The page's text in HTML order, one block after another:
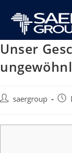
Unser
saergroup